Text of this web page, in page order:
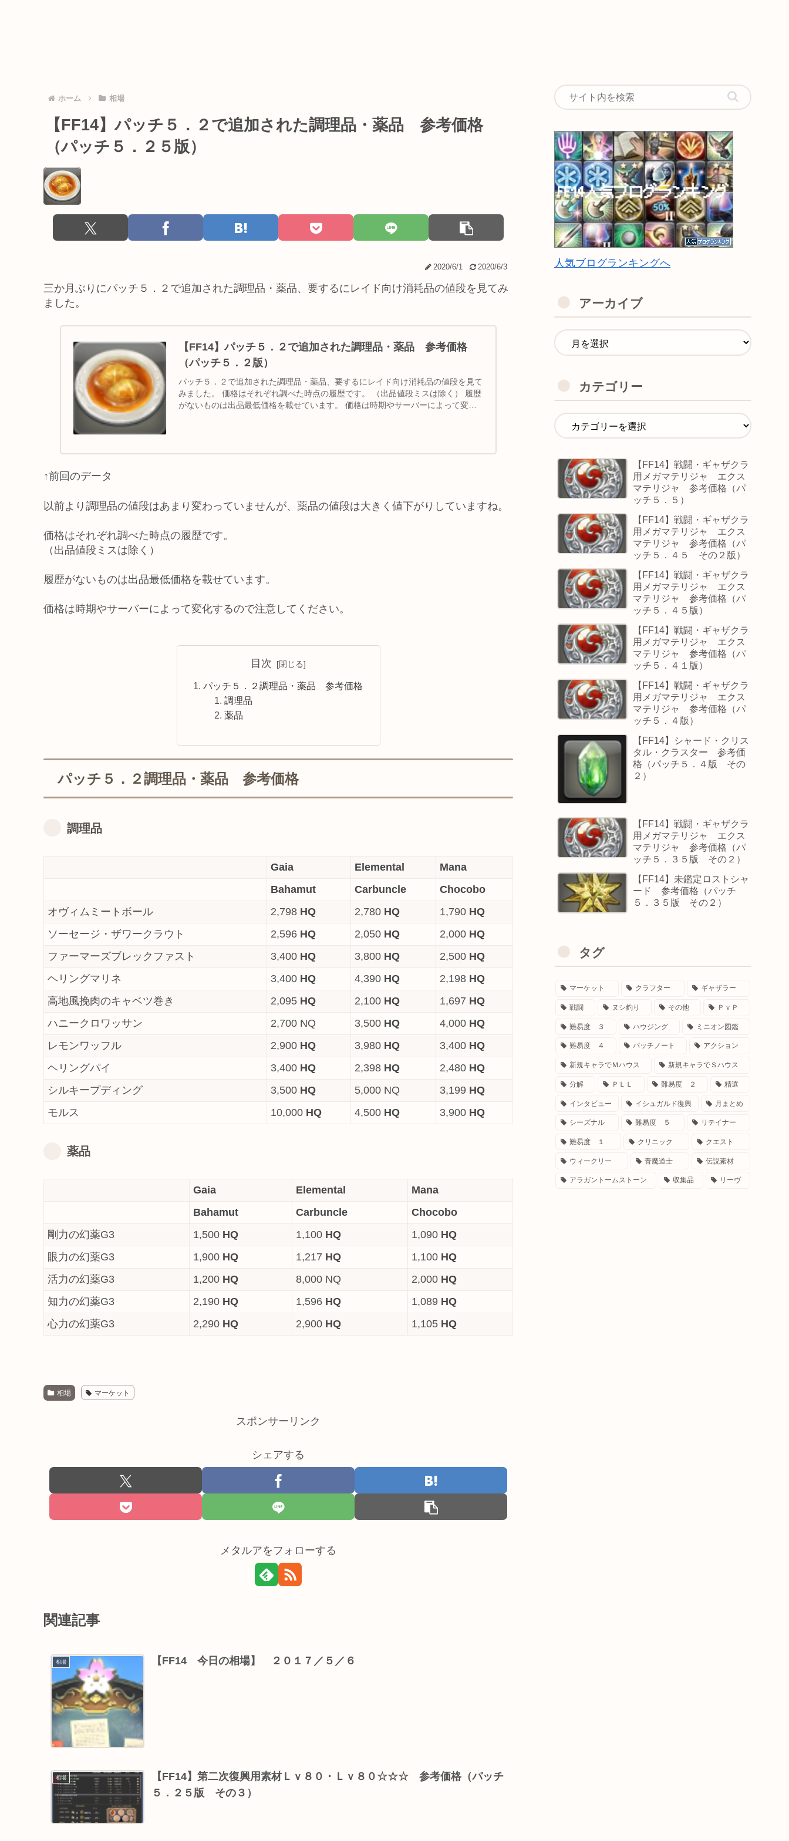
ホーム 相場
【FF14】パッチ５．２で追加された調理品・薬品 参考価格
（パッチ５．２５版）
2020/6/1 2020/6/3
三か月ぶりにパッチ５．２で追加された調理品・薬品、要するにレイド向け消耗品の値段を見てみ
ました。
【FF14】パッチ５．２で追加された調理品・薬品 参考価格
（パッチ５．２版）
パッチ５．２で追加された調理品・薬品、要するにレイド向け消耗品の値段を見て
みました。 価格はそれぞれ調べた時点の履歴です。 （出品値段ミスは除く） 履歴
がないものは出品最低価格を載せています。 価格は時期やサーバーによって変化
↑前回のデータ
以前より調理品の値段はあまり変わっていませんが、薬品の値段は大きく値下がりしていますね。
価格はそれぞれ調べた時点の履歴です。
（出品値段ミスは除く）
履歴がないものは出品最低価格を載せています。
価格は時期やサーバーによって変化するので注意してください。
目次
パッチ５．２調理品・薬品 参考価格
調理品
薬品
パッチ５．２調理品・薬品 参考価格
調理品
Gaia Elemental
Mana
Bahamut
Carbuncle
Chocobo
オヴィムミートボール
2,798 HQ 2,780 HQ 1,790 HQ
ソーセージ・ザワークラウト
2,596 HQ 2,050 HQ 2,000 HQ
ファーマーズブレックファスト
3,400 HQ 3,800 HQ 2,500 HQ
ヘリングマリネ
3,400 HQ 4,390 HQ 2,198 HQ
高地風挽肉のキャベツ巻き
2,095 HQ 2,100 HQ 1,697 HQ
ハニークロワッサン
2,700 NQ 3,500 HQ 4,000 HQ
レモンワッフル
2,900 HQ 3,980 HQ 3,400 HQ
ヘリングパイ
3,400 HQ 2,398 HQ 2,480 HQ
シルキープディング
3,500 HQ 5,000 NQ 3,199 HQ
モルス
10,000 HQ 4,500 HQ 3,900 HQ
薬品
Gaia Elemental
Mana
Bahamut
Carbuncle
Chocobo
剛力の幻薬G3
1,500 HQ 1,100 HQ 1,090 HQ
眼力の幻薬G3
1,900 HQ 1,217 HQ 1,100 HQ
活力の幻薬G3
1,200 HQ 8,000 NQ 2,000 HQ
知力の幻薬G3
2,190 HQ 1,596 HQ 1,089 HQ
心力の幻薬G3
2,290 HQ 2,900 HQ 1,105 HQ
相場 マーケット
スポンサーリンク
シェアする
メタルアをフォローする
関連記事
相場 【FF14 今日の相場】 ２０１７／５／６
相場
【FF14】第二次復興用素材Ｌｖ８０・Ｌｖ８０☆☆☆ 参考価格（パッチ
５．２５版 その３）
人気ブログランキングへ
アーカイブ
カテゴリー
【FF14】戦闘・ギャザクラ
用メガマテリジャ エクス
マテリジャ 参考価格（パ
ッチ５．５）
【FF14】戦闘・ギャザクラ
用メガマテリジャ エクス
マテリジャ 参考価格（パ
ッチ５．４５ その２版）
【FF14】戦闘・ギャザクラ
用メガマテリジャ エクス
マテリジャ 参考価格（パ
ッチ５．４５版）
【FF14】戦闘・ギャザクラ
用メガマテリジャ エクス
マテリジャ 参考価格（パ
ッチ５．４１版）
【FF14】戦闘・ギャザクラ
用メガマテリジャ エクス
マテリジャ 参考価格（パ
ッチ５．４版）
【FF14】シャード・クリス
タル・クラスター 参考価
格（パッチ５．４版 その
２）
【FF14】戦闘・ギャザクラ
用メガマテリジャ エクス
マテリジャ 参考価格（パ
ッチ５．３５版 その２）
【FF14】未鑑定ロストシャ
ード 参考価格（パッチ
５．３５版 その２）
タグ
マーケット クラフター ギャザラー
戦闘 ヌシ釣り その他 ＰｖＰ
難易度 ３ ハウジング ミニオン図鑑
難易度 ４ パッチノート アクション
新規キャラでＭハウス 新規キャラでＳハウス
分解 ＰＬＬ 難易度 ２ 精選
インタビュー イシュガルド復興 月まとめ
シーズナル 難易度 ５ リテイナー
難易度 １ クリニック クエスト
ウィークリー 青魔道士 伝説素材
アラガントームストーン 収集品 リーヴ